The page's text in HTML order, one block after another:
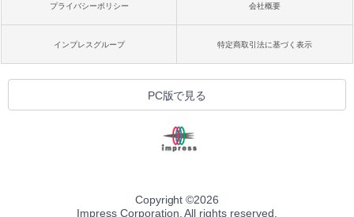
プライバシーポリシー 会社概要
インプレスグループ 特定商取引法に基づく表示
PC版で見る
Copyright ©2026
Impress Corporation. All rights reserved.